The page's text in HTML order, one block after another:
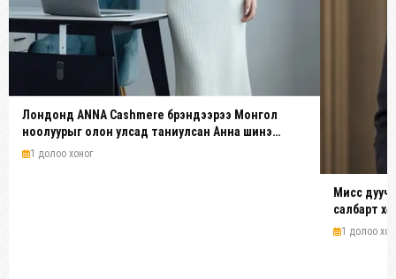
Лондонд ANNA Cashmere брэндээрээ Монгол
ноолуурыг олон улсад таниулсан Анна шинэ
платформ бүтээж байна
1 долоо хоног
Мисс
салбарт
1 долоо